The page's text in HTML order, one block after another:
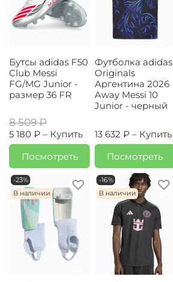
Бутсы adidas F50
Club Messi
FG/MG Junior -
размер 36 FR
8 509 ₽
5 180 ₽ – Купить
Посмотреть
Футболка adidas
Originals
Аргентина 2026
Away Messi 10
Junior - черный
13 632 ₽ – Купить
Посмотреть
-23%
В наличии
-16%
В наличии